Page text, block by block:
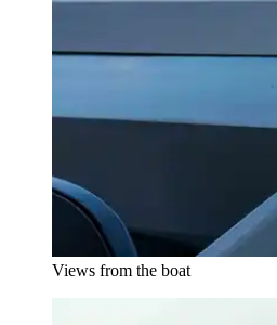
Views from the boat